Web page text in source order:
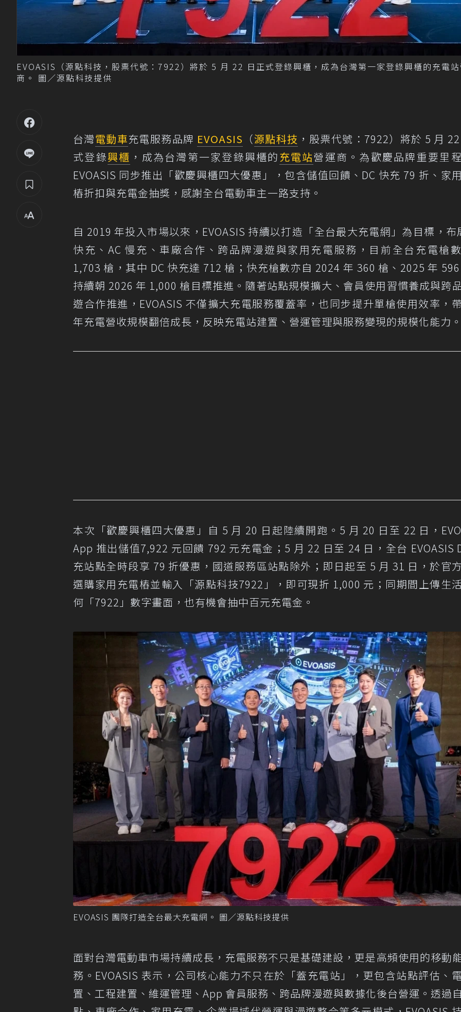
EVOASIS（源點科技，股票代號：7922）將於 5 月 22 日正式登錄興櫃，成為台灣第一家登錄興櫃的充電站
商。 圖／源點科技提供
台灣電動車充電服務品牌 EVOASIS （源點科技 ，股票代號：7922）將於 5 月
式登錄興櫃 ，成為台灣第一家登錄興櫃的充電站營運商。為歡慶品牌重要里程
EVOASIS 同步推出「歡慶興櫃四大優惠」，包含儲值回饋、DC 快充 79 折、家
樁折扣與充電金抽獎，感謝全台電動車主一路支持。
自 2019 年投入市場以來，EVOASIS 持續以打造「全台最大充電網」為目標，布
快充、AC 慢充、車廠合作、跨品牌漫遊與家用充電服務，目前全台充電槍
1,703 槍，其中 DC 快充達 712 槍；快充槍數亦自 2024 年 360 槍、2025 年 596
持續朝 2026 年 1,000 槍目標推進。隨著站點規模擴大、會員使用習慣養成與跨
遊合作推進，EVOASIS 不僅擴大充電服務覆蓋率，也同步提升單槍使用效率，
年充電營收規模翻倍成長，反映充電站建置、營運管理與服務變現的規模化能力。
本次「歡慶興櫃四大優惠」自 5 月 20 日起陸續開跑。5 月 20 日至 22 日，
App 推出儲值7,922 元回饋 792 元充電金；5 月 22 日至 24 日，全台 EVOASIS
充站點全時段享 79 折優惠，國道服務區站點除外；即日起至 5 月 31 日，於官
選購家用充電樁並輸入「源點科技7922」，即可現折 1,000 元；同期間上傳生
何「7922」數字畫面，也有機會抽中百元充電金。
EVOASIS 團隊打造全台最大充電網。 圖／源點科技提供
面對台灣電動車市場持續成長，充電服務不只是基礎建設，更是高頻使用的移動
務。EVOASIS 表示，公司核心能力不只在於「蓋充電站」，更包含站點評估、
置、工程建置、維運管理、App 會員服務、跨品牌漫遊與數據化後台營運。透過